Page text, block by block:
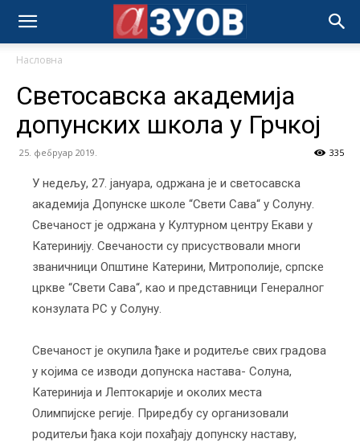
Насловна
Светосавска академија
допунских школа у Грчкој
25. фебруар 2019. 335
У недељу, 27. јануара, одржана је и светосавска
академија Допунске школе “Свети Сава“ у Солуну.
Свечаност је одржана у Културном центру Екави у
Катеринију. Свечаности су присуствовали многи
званичници Општине Катерини, Митрополије, српске
цркве “Свети Сава“, као и представници Генералног
конзулата РС у Солуну.
Свечаност је окупила ђаке и родитеље свих градова
у којима се изводи допунска настава- Солуна,
Катеринија и Лептокарије и околих места
Олимпијске регије. Приредбу су организовали
родитељи ђака који похађају допунску наставу,